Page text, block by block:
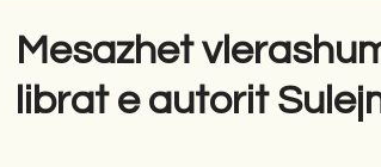
Poezi Tregime Novela
Mesazhet
librat e autorit